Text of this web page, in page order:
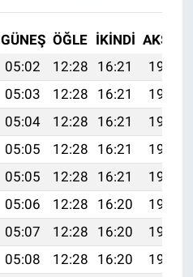
GÜNEŞ ÖĞLE İKINDI AKŞAM
05:02 12:28 16:21
19:43
05:03 12:28 16:21
19:43
05:04 12:28 16:21
19:42
05:05 12:28 16:21
19:41
05:05 12:28 16:21
19:40
05:06 12:28 16:20
19:39
05:07 12:28 16:20
19:38
05:08 12:28 16:20
19:37